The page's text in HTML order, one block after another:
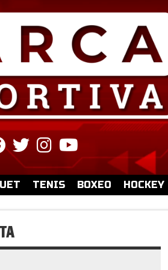
fab
fa-
facebook
fab
fa-
twitter
fab
fa-
instagram
fa-
youtube
TENIS BOXEO HOCKEY